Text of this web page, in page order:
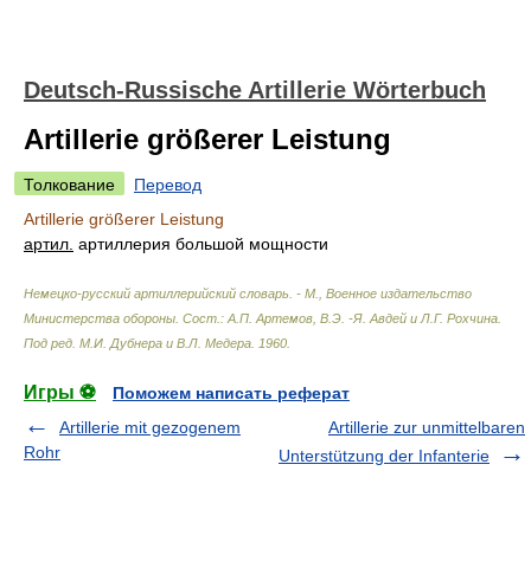
Deutsch-Russische Artillerie Wörterbuch
Artillerie größerer Leistung
Толкование
Перевод
Artillerie größerer Leistung
артил. артиллерия большой мощности
Немецко-русский артиллерийский словарь. - М., Военное издательство
Министерства обороны Сост.: А.П. Артемов, В.Э. -Я. Авдей и Л.Г. Рохчина.
Под ред. М.И. Дубнера и В.Л. Медера 1960
Игры ⚽
Поможем написать реферат
Artillerie mit gezogenem
Rohr
Artillerie zur unmittelbaren
Unterstützung der Infanterie